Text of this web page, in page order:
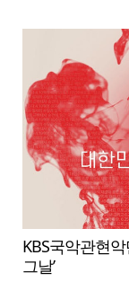
KBS국악관현
그날’